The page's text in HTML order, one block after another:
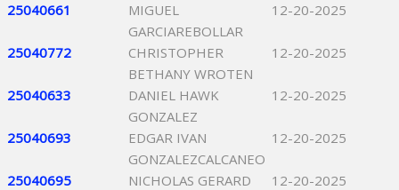
25040661
MIGUEL
GARCIAREBOLLAR
12-20-2025
25040772
CHRISTOPHER
BETHANY WROTEN
12-20-2025
25040633
DANIEL HAWK
GONZALEZ
12-20-2025
25040693
EDGAR IVAN
GONZALEZCALCANEO
12-20-2025
25040695
NICHOLAS GERARD
12-20-2025